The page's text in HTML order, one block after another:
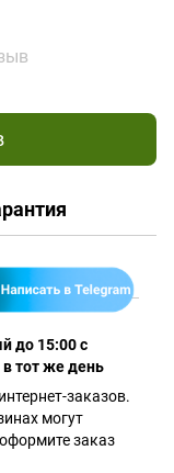
до 15:00 с
в тот же день
заказов.
могут
заказ